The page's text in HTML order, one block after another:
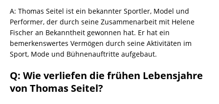
A: Thomas Seitel ist ein bekannter Sportler, Model und
Performer, der durch seine Zusammenarbeit mit Helene
Fischer an Bekanntheit gewonnen hat. Er hat ein
bemerkenswertes Vermögen durch seine Aktivitäten im
Sport, Mode und Bühnenauftritte aufgebaut.
Q: Wie verliefen die frühen Lebensjahre
von Thomas Seitel?